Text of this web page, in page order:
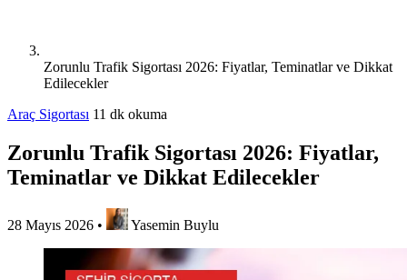
Zorunlu Trafik Sigortası 2026: Fiyatlar, Teminatlar ve Dikkat
Edilecekler
Araç Sigortası 11 dk okuma
Zorunlu Trafik Sigortası 2026: Fiyatlar,
Teminatlar ve Dikkat Edilecekler
28 Mayıs 2026 • Yasemin Buylu